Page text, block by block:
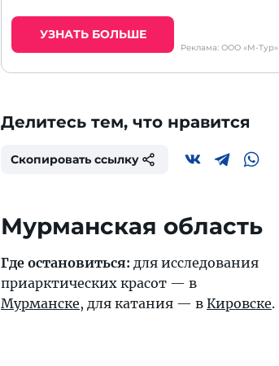
УЗНАТЬ БОЛЬШЕ
Реклама: ООО «М-Тур»
Делитесь тем, что нравится
Скопировать ссылку
Мурманская область
Где остановиться: для исследования
приарктических красот — в
Мурманске, для катания — в Кировске.